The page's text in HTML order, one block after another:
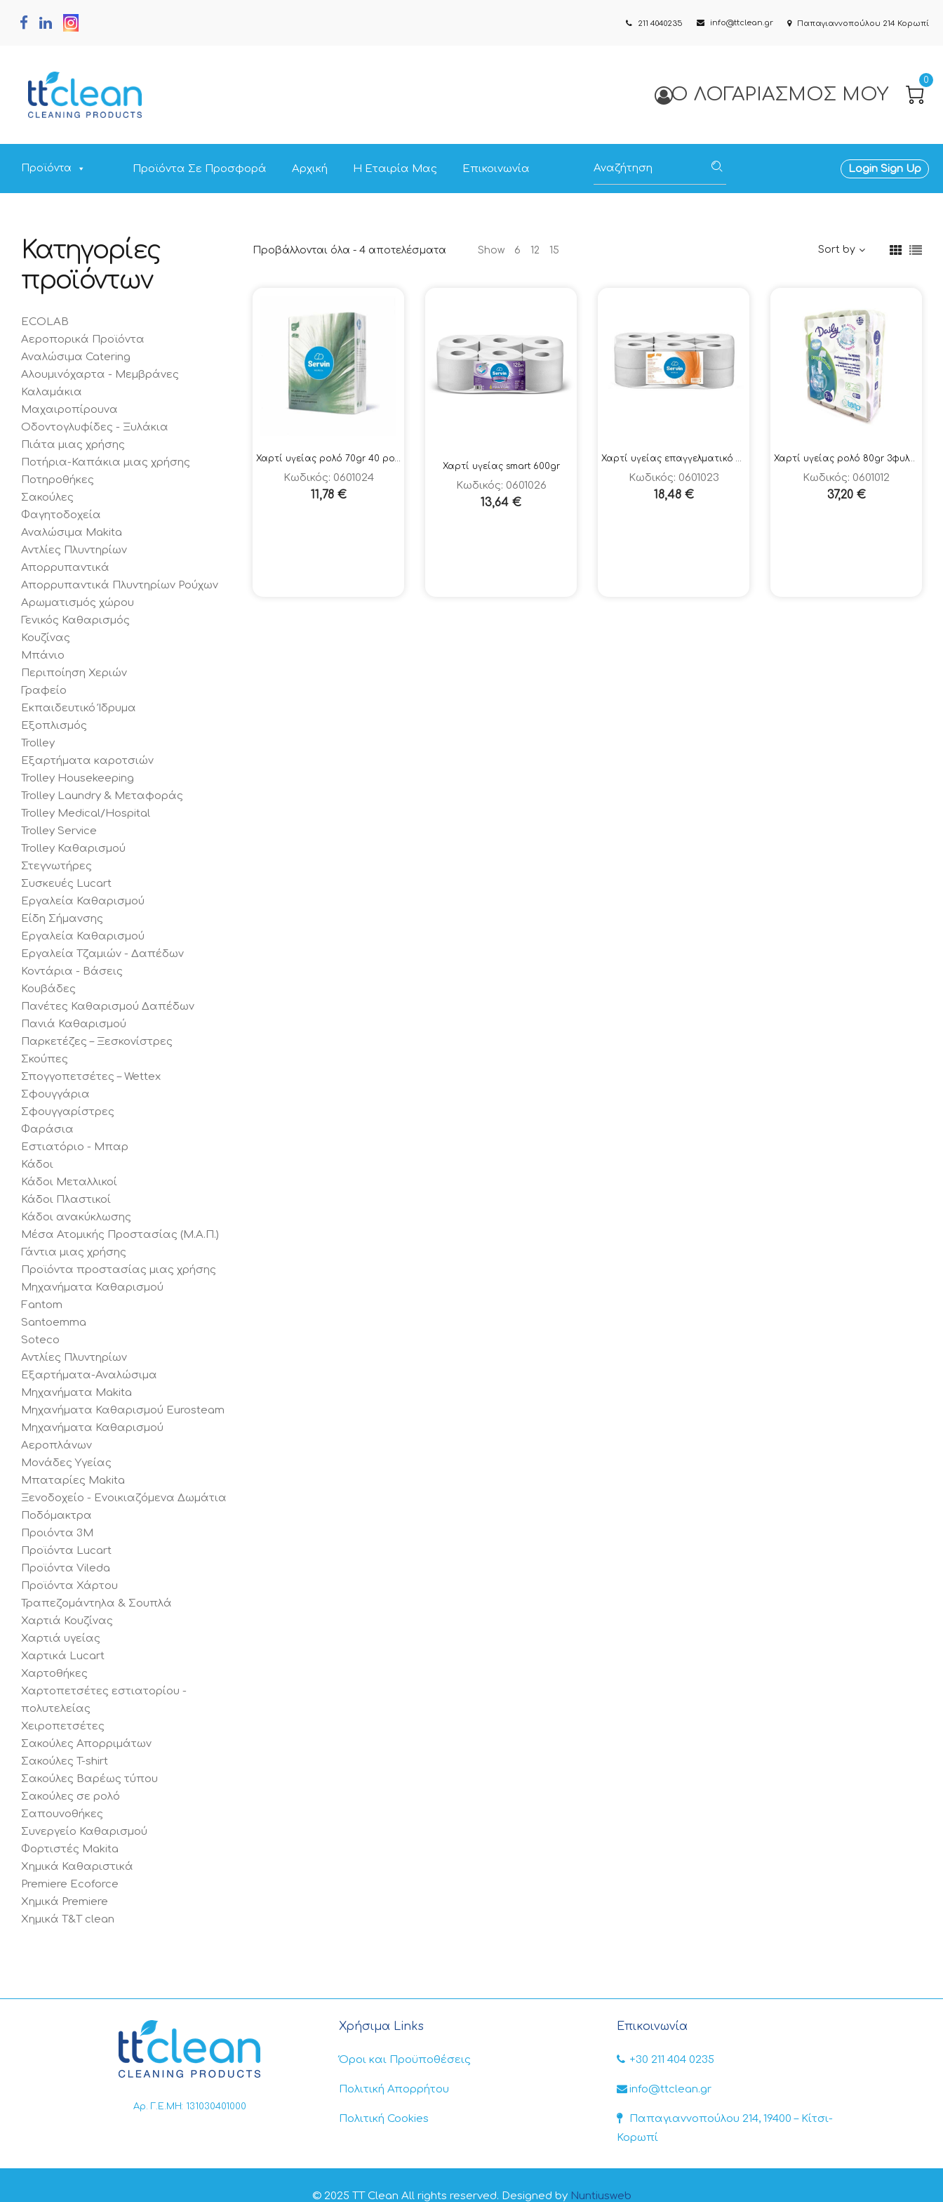
211 4040235 info@ttclean.gr Παπαγιαννοπούλου 214 Κορωπί
Ο ΛΟΓΑΡΙΑΣΜΌΣ ΜΟΥ
0
Προϊόντα Προϊόντα Σε Προσφορά Αρχική Η Εταιρία Μας Επικοινωνία Login Sign Up
Προβάλλονται όλα - 4 αποτελέσματα Sorted
high
Show 6 12 15 Sort by
Χαρτί υγείας ρολό 70gr 40 ρολά
Κωδικός: 0601024
11,78 €
Χαρτί υγείας smart 600gr
Κωδικός: 0601026
13,64 €
Χαρτί υγείας επαγγελματικό 450 gr
Κωδικός: 0601023
18,48 €
Χαρτί υγείας ρολό 80gr 3φυλλο 72 ρολά
Κωδικός: 0601012
37,20 €
Κατηγορίες
προϊόντων
ECOLAB
Αεροπορικά Προϊόντα
Αναλώσιμα Catering
Αλουμινόχαρτα - Μεμβράνες
Καλαμάκια
Μαχαιροπίρουνα
Οδοντογλυφίδες - Ξυλάκια
Πιάτα μιας χρήσης
Ποτήρια-Καπάκια μιας χρήσης
Ποτηροθήκες
Σακούλες
Φαγητοδοχεία
Αναλώσιμα Makita
Αντλίες Πλυντηρίων
Απορρυπαντικά
Απορρυπαντικά Πλυντηρίων Ρούχων
Αρωματισμός χώρου
Γενικός Καθαρισμός
Κουζίνας
Μπάνιο
Περιποίηση Χεριών
Γραφείο
Εκπαιδευτικό Ίδρυμα
Εξοπλισμός
Trolley
Εξαρτήματα καροτσιών
Trolley Housekeeping
Trolley Laundry & Μεταφοράς
Trolley Medical/Hospital
Trolley Service
Trolley Καθαρισμού
Στεγνωτήρες
Συσκευές Lucart
Εργαλεία Καθαρισμού
Είδη Σήμανσης
Εργαλεία Καθαρισμού
Εργαλεία Τζαμιών - Δαπέδων
Κοντάρια - Βάσεις
Κουβάδες
Πανέτες Καθαρισμού Δαπέδων
Πανιά Καθαρισμού
Παρκετέζες – Ξεσκονίστρες
Σκούπες
Σπογγοπετσέτες – Wettex
Σφουγγάρια
Σφουγγαρίστρες
Φαράσια
Εστιατόριο - Μπαρ
Κάδοι
Κάδοι Μεταλλικοί
Κάδοι Πλαστικοί
Κάδοι ανακύκλωσης
Μέσα Ατομικής Προστασίας (Μ.Α.Π.)
Γάντια μιας χρήσης
Προϊόντα προστασίας μιας χρήσης
Μηχανήματα Καθαρισμού
Fantom
Santoemma
Soteco
Αντλίες Πλυντηρίων
Εξαρτήματα-Αναλώσιμα
Μηχανήματα Makita
Μηχανήματα Καθαρισμού Eurosteam
Μηχανήματα Καθαρισμού
Αεροπλάνων
Μονάδες Υγείας
Μπαταρίες Makita
Ξενοδοχείο - Ενοικιαζόμενα Δωμάτια
Ποδόμακτρα
Προιόντα 3Μ
Προϊόντα Lucart
Προϊόντα Vileda
Προϊόντα Χάρτου
Τραπεζομάντηλα & Σουπλά
Χαρτιά Κουζίνας
Χαρτιά υγείας
Χαρτικά Lucart
Χαρτοθήκες
Χαρτοπετσέτες εστιατορίου -
πολυτελείας
Χειροπετσέτες
Σακούλες Απορριμάτων
Σακούλες T-shirt
Σακούλες Βαρέως τύπου
Σακούλες σε ρολό
Σαπουνοθήκες
Συνεργείο Καθαρισμού
Φορτιστές Makita
Χημικά Καθαριστικά
Premiere Ecoforce
Χημικά Premiere
Χημικά T&T clean
Αρ. Γ.Ε.ΜΗ: 131030401000
Χρήσιμα Links
Όροι και Προϋποθέσεις
Πολιτική Απορρήτου
Πολιτική Cookies
Επικοινωνία
+30 211 404 0235
info@ttclean.gr
Παπαγιαννοπούλου 214, 19400 – Κίτσι-
Κορωπί
© 2025 TT Clean All rights reserved. Designed by Nuntiusweb